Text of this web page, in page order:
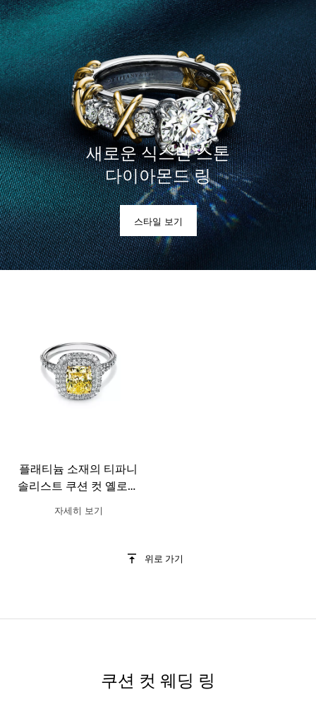
새로운 식스틴 스톤
다이아몬드 링
스타일 보기
플래티늄 소재의 티파니
솔리스트 쿠션 컷 옐로우
다이아몬드 헤일로 웨딩
링
자세히 보기
위로 가기
쿠션 컷 웨딩 링